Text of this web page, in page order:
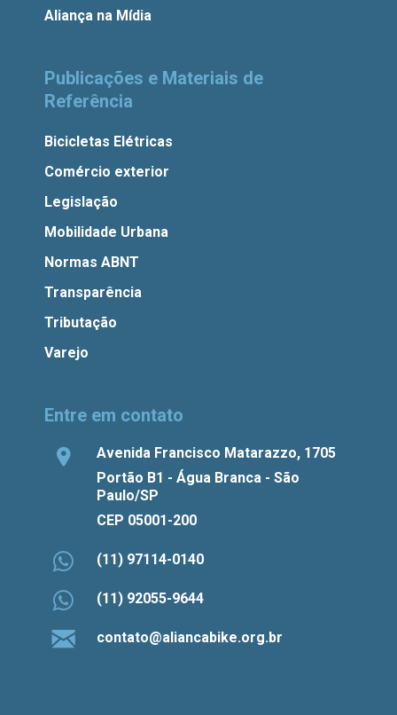
Aliança na Mídia
Publicações e Materiais de
Referência
Bicicletas Elétricas
Comércio exterior
Legislação
Mobilidade Urbana
Normas ABNT
Transparência
Tributação
Varejo
Entre em contato
Avenida Francisco Matarazzo, 1705
Portão B1 - Água Branca - São
Paulo/SP
CEP 05001-200
(11) 97114-0140
(11) 92055-9644
contato@aliancabike.org.br